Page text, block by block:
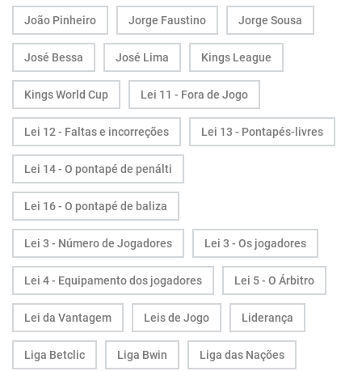
João Pinheiro Jorge Faustino Jorge Sousa
José Bessa José Lima Kings League
Kings World Cup Lei 11 - Fora de Jogo
Lei 12 - Faltas e incorreções Lei 13 - Pontapés-livres
Lei 14 - O pontapé de penálti
Lei 16 - O pontapé de baliza
Lei 3 - Número de Jogadores Lei 3 - Os jogadores
Lei 4 - Equipamento dos jogadores Lei 5 - O Árbitro
Lei da Vantagem Leis de Jogo Liderança
Liga Betclic Liga Bwin Liga das Nações